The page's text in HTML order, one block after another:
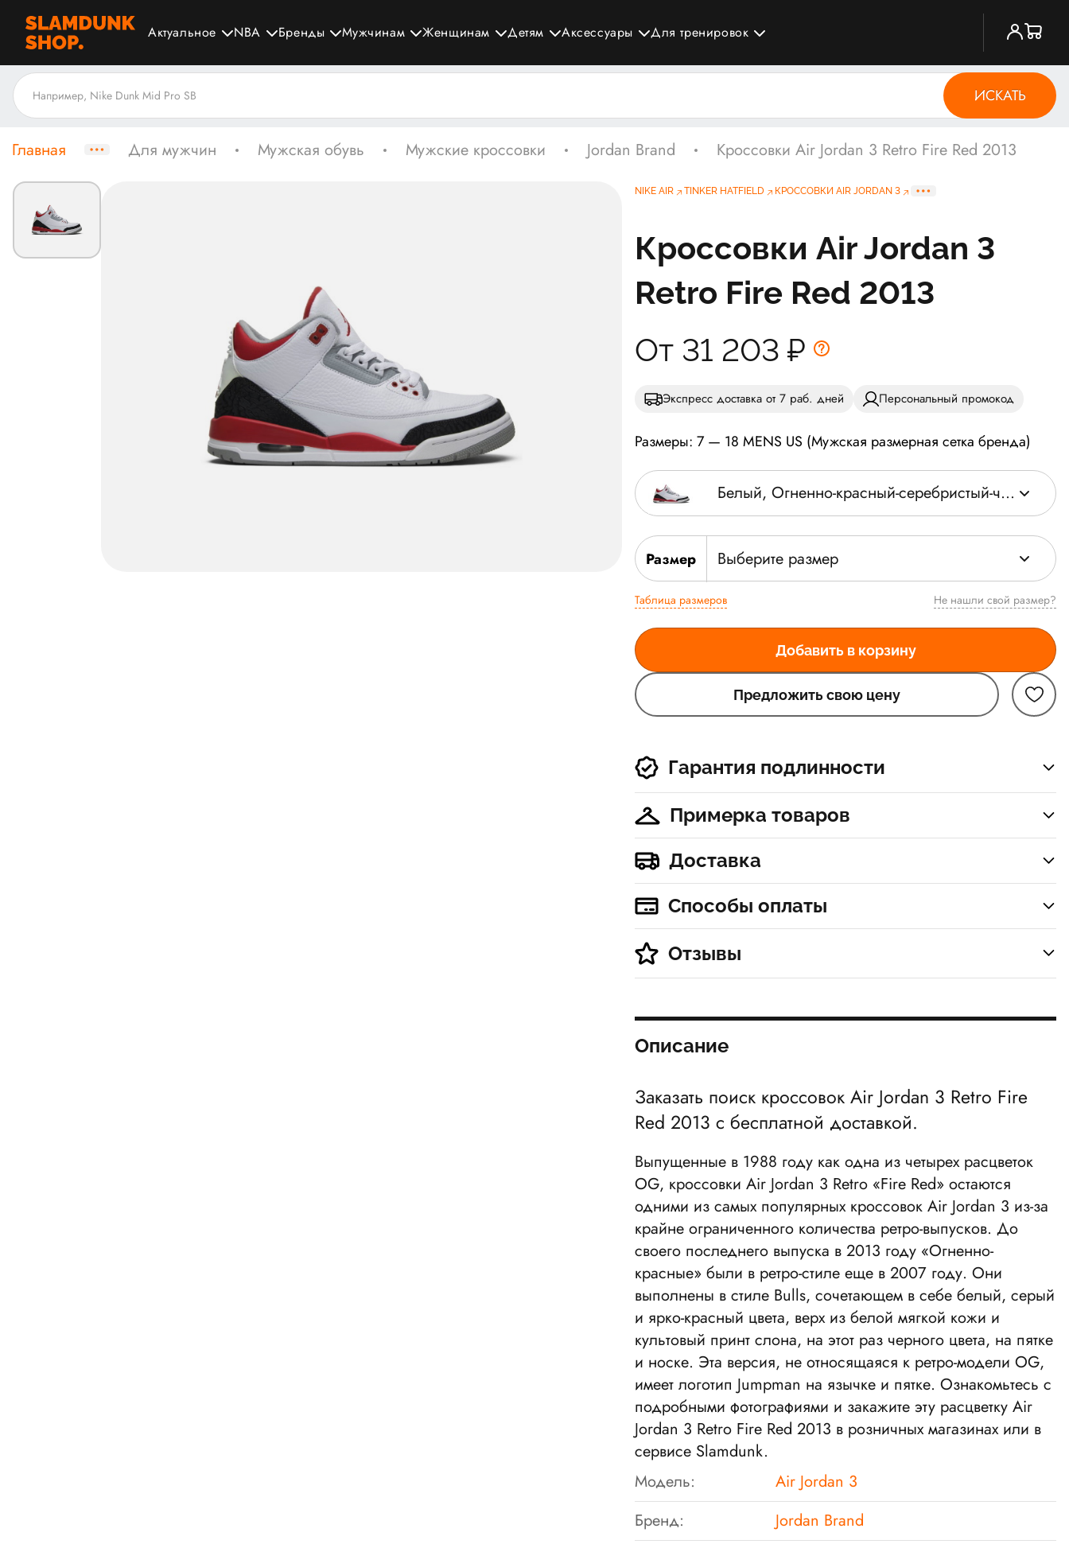
Актуальное NBA Бренды Мужчинам Женщинам Детям Аксессуары Для тренировок
ИСКАТЬ
Главная Для мужчин Мужская обувь Мужские кроссовки Jordan Brand Кроссовки Air Jordan 3 Retro Fire Red 2013
NIKE AIR TINKER HATFIELD КРОССОВКИ AIR JORDAN 3
Кроссовки Air Jordan 3
Retro Fire Red 2013
От 31 203 ₽
Экспресс доставка от 7 раб. дней Персональный промокод
Размеры: 7 — 18 MENS US (Мужская размерная сетка бренда)
Белый, Огненно-красный-серебристый-черный
Размер Выберите размер
Таблица размеров Не нашли свой размер?
Добавить в корзину
Предложить свою цену
Гарантия подлинности
Примерка товаров
Доставка
Способы оплаты
Отзывы
Описание
Заказать поиск кроссовок Air Jordan 3 Retro Fire
Red 2013 с бесплатной доставкой.
Выпущенные в 1988 году как одна из четырех расцветок
OG, кроссовки Air Jordan 3 Retro «Fire Red» остаются
одними из самых популярных кроссовок Air Jordan 3 из-за
крайне ограниченного количества ретро-выпусков. До
своего последнего выпуска в 2013 году «Огненно-
красные» были в ретро-стиле еще в 2007 году. Они
выполнены в стиле Bulls, сочетающем в себе белый, серый
и ярко-красный цвета, верх из белой мягкой кожи и
культовый принт слона, на этот раз черного цвета, на пятке
и носке. Эта версия, не относящаяся к ретро-модели OG,
имеет логотип Jumpman на язычке и пятке. Ознакомьтесь с
подробными фотографиями и закажите эту расцветку Air
Jordan 3 Retro Fire Red 2013 в розничных магазинах или в
сервисе Slamdunk.
Модель:
Air Jordan 3
Бренд:
Jordan Brand